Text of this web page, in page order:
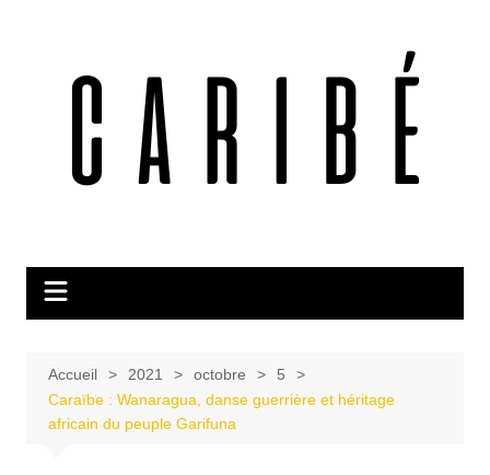
Accueil 2021 octobre
5
Caraïbe : Wanaragua, danse guerrière et héritage
africain du peuple Garifuna